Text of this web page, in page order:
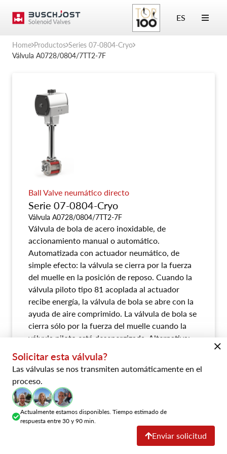
ES
Home Productos Series 07-0804-Cryo
Válvula A0728/0804/7TT2-7F
Ball Valve neumático directo
Serie 07-0804-Cryo
Válvula A0728/0804/7TT2-7F
Válvula de bola de acero inoxidable, de
accionamiento manual o automático.
Automatizada con actuador neumático, de
simple efecto: la válvula se cierra por la fuerza
del muelle en la posición de reposo. Cuando la
válvula piloto tipo 81 acoplada al actuador
recibe energía, la válvula de bola se abre con la
ayuda de aire comprimido. La válvula de bola se
cierra sólo por la fuerza del muelle cuando la
válvula piloto está desenergizada. Alternativa:
palanca manual. Válvula apta para LN2 - LOx,
limpiada y desengrasada.
Ficha de datos explícita
Solicitar esta válvula?
Las válvulas se nos transmiten automáticamente en el
proceso.
Actualmente estamos disponibles. Tiempo estimado de
respuesta entre 30 y 90 min.
Enviar solicitud